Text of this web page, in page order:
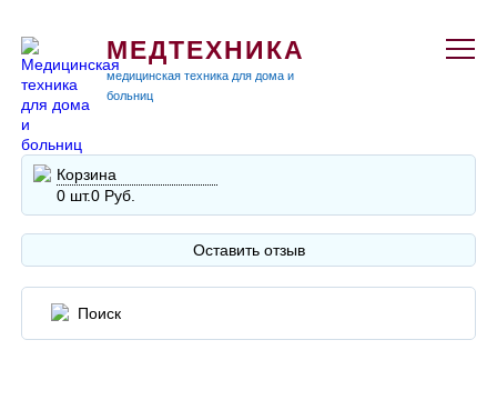
МЕДТЕХНИКА
медицинская техника для дома и
больниц
Корзина
0 шт.0 Руб.
Оставить отзыв